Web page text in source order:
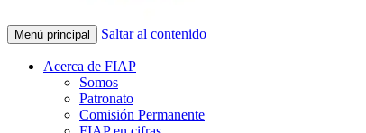
Menú principal Saltar al contenido
Acerca de FIAP
Somos
Patronato
Comisión Permanente